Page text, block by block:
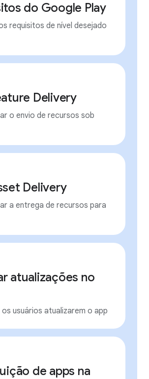
do Google Play
requisitos de nível desejado
Delivery
o envio de recursos sob
Delivery
a entrega de recursos para
atualizações no
os usuários atualizarem o app
de apps na